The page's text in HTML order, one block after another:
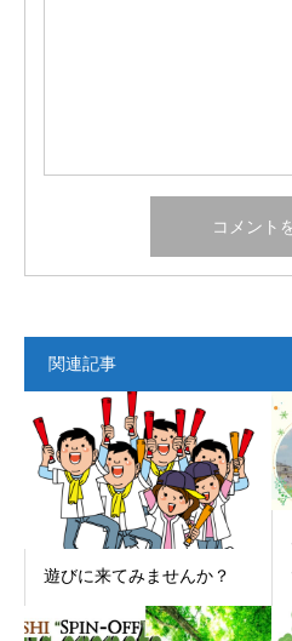
関連記事
遊びに来てみませんか？